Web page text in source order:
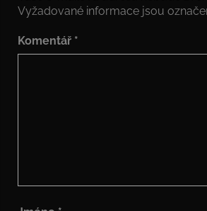
Vyžadované informace jsou
Komentář *